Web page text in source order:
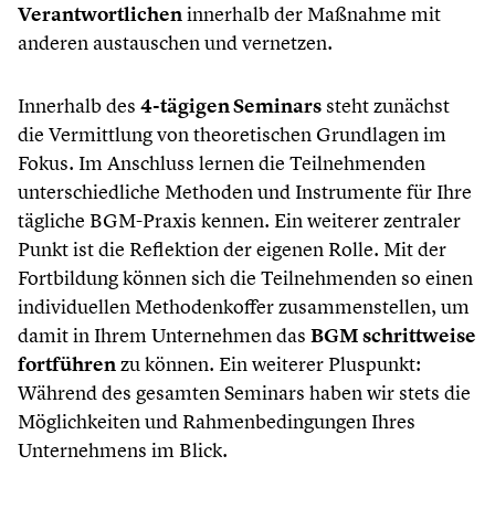
Verantwortlicheninnerhalb der Maßnahme mit
anderen austauschen und vernetzen.
Innerhalb des 4-tägigen Seminarssteht zunächst
die Vermittlung von theoretischen Grundlagen im
Fokus. Im Anschluss lernen die Teilnehmenden
unterschiedliche Methoden und Instrumente für Ihre
tägliche BGM-Praxis kennen. Ein weiterer zentraler
Punkt ist die Reflektion der eigenen Rolle. Mit der
Fortbildung können sich die Teilnehmenden so einen
individuellen Methodenkoffer zusammenstellen, um
damit in Ihrem Unternehmen das BGM schrittweise
fortführenzu können. Ein weiterer Pluspunkt:
Während des gesamten Seminars haben wir stets die
Möglichkeiten und Rahmenbedingungen Ihres
Unternehmens im Blick.